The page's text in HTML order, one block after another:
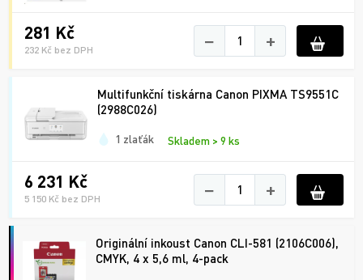
281 Kč
232 Kč bez DPH − +
Multifunkční tiskárna Canon PIXMA TS9551C
(2988C026)
1 zlaťák Skladem > 9 ks
6 231 Kč
5 150 Kč bez DPH − +
Originální inkoust Canon CLI-581 (2106C006),
CMYK, 4 x 5,6 ml, 4-pack